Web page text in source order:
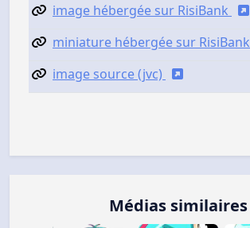
image hébergée sur RisiBank
miniature hébergée sur RisiBank
image source (jvc)
Médias similaires